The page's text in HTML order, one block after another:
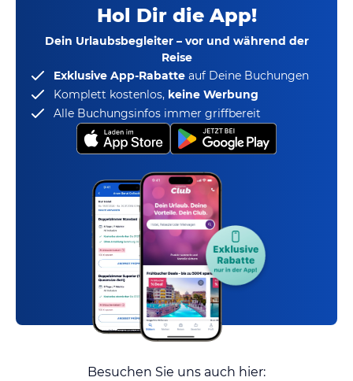
Hol Dir die App!
Dein Urlaubsbegleiter – vor und während der
Reise
Exklusive App-Rabatte auf Deine Buchungen
Komplett kostenlos, keine Werbung
Alle Buchungsinfos immer griffbereit
Besuchen Sie uns auch hier: